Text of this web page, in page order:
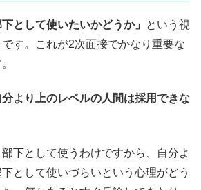
下として使いたいかどうか」
という視
す。これが2次面接でかなり重要な
分より上のレベルの人間は採用できな
下として使うわけですから、自分よ
として使いづらいという心理がどう